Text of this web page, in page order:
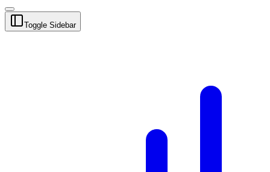
Toggle Sidebar